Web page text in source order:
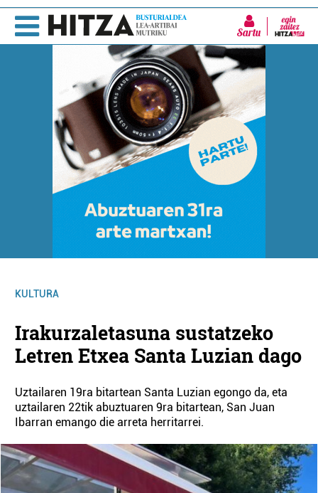
Sartu
KULTURA
Irakurzaletasuna sustatzeko
Letren Etxea Santa Luzian dago
Uztailaren 19ra bitartean Santa Luzian egongo da, eta
uztailaren 22tik abuztuaren 9ra bitartean, San Juan
Ibarran emango die arreta herritarrei.